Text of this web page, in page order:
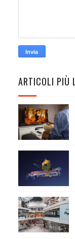
ARTICOLI PIÙ